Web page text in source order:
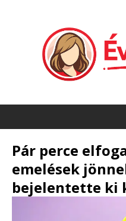
Pár perce
emelések
bejelentette ki